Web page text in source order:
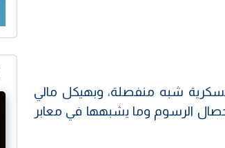
عسكرية شبه منفصلة، وبهيكل مالي
الرسوم وما يشبهها في معابر